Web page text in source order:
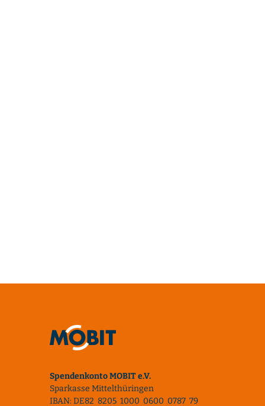
Spendenkonto MOBIT e.V.
Sparkasse Mittelthüringen
IBAN: DE82 8205 1000 0600 0787 79